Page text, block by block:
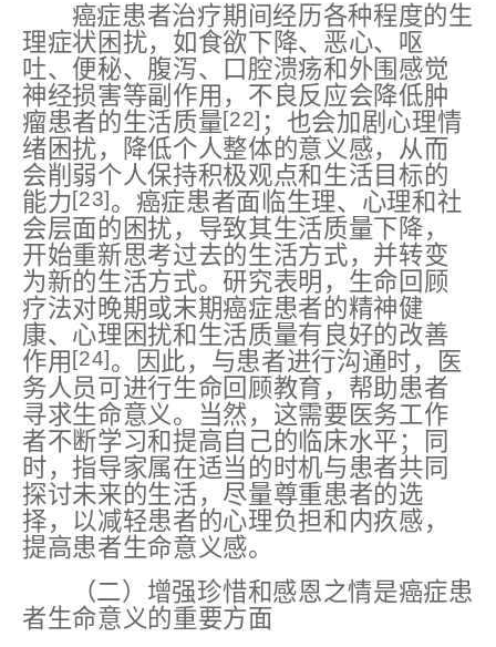
癌症患者治疗期间经历各种程度的生
理症状困扰，如食欲下降、恶心、呕
吐、便秘、腹泻、口腔溃疡和外围感觉
神经损害等副作用，不良反应会降低肿
瘤患者的生活质量[22] ；也会加剧心理情
绪困扰，降低个人整体的意义感，从而
会削弱个人保持积极观点和生活目标的
能力[23]。癌症患者面临生理、心理和社
会层面的困扰，导致其生活质量下降，
开始重新思考过去的生活方式，并转变
为新的生活方式。研究表明，生命回顾
疗法对晚期或末期癌症患者的精神健
康、心理困扰和生活质量有良好的改善
作用 [24]。因此，与患者进行沟通时，医
务人员可进行生命回顾教育，帮助患者
寻求生命意义。当然，这需要医务工作
者不断学习和提高自己的临床水平；同
时，指导家属在适当的时机与患者共同
探讨未来的生活，尽量尊重患者的选
择，以减轻患者的心理负担和内疚感，
提高患者生命意义感。
（二）增强珍惜和感恩之情是癌症患
者生命意义的重要方面